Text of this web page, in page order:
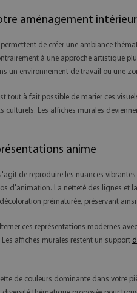
aménagement intérieur
de créer une ambiance
à une approche artistique
un environnement de travail ou une
tout à fait possible de marier ces
culturels. Les affiches murales
anime
de reproduire les nuances
d'animation. La netteté des lignes et
prématurée, préservant
ces représentations modernes
affiches murales restent un support
de couleurs dominante dans votre